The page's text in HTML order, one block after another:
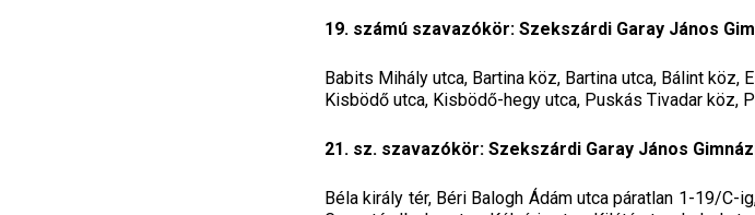
19. számú szavazókör: Szekszárdi Garay János
Babits Mihály utca, Bartina köz, Bartina utca, Bálint köz,
Kisbödő utca, Kisbödő-hegy utca, Puskás Tivadar köz,
21. sz. szavazókör: Szekszárdi Garay János
Béla király tér, Béri Balogh Ádám utca páratlan 1-19/C-